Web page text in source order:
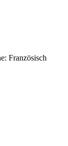
Französisch